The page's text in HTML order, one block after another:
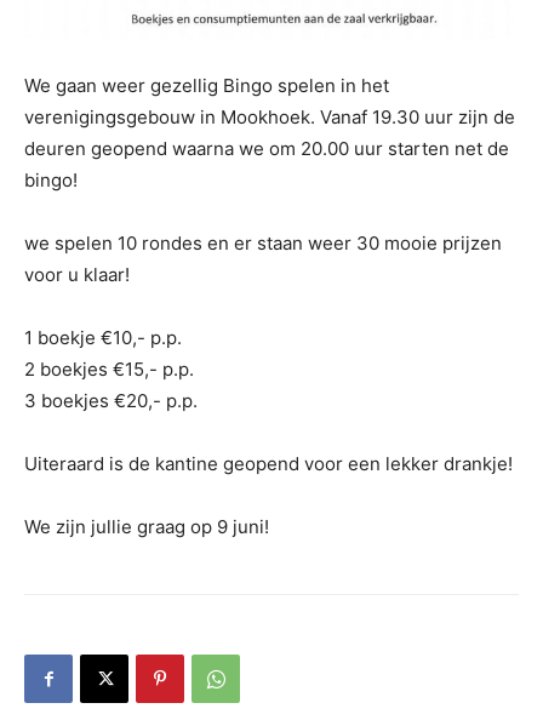
We gaan weer gezellig Bingo spelen in het
verenigingsgebouw in Mookhoek. Vanaf 19.30 uur zijn de
deuren geopend waarna we om 20.00 uur starten net de
bingo!
we spelen 10 rondes en er staan weer 30 mooie prijzen
voor u klaar!
1 boekje €10,- p.p.
2 boekjes €15,- p.p.
3 boekjes €20,- p.p.
Uiteraard is de kantine geopend voor een lekker drankje!
We zijn jullie graag op 9 juni!